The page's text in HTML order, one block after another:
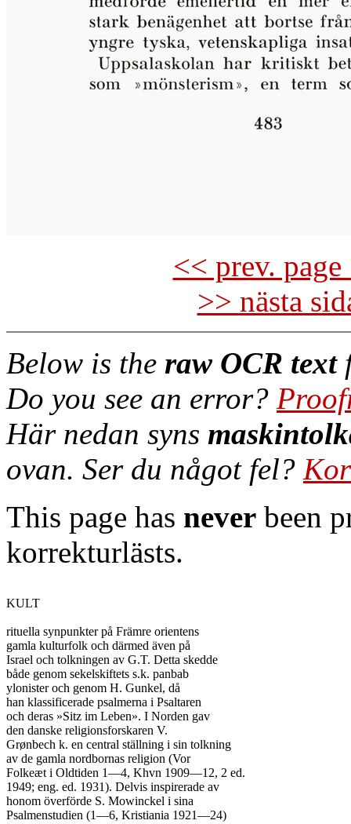
<< prev.
>> nästa
Below is the raw OCR text
Do you see an error?
Här nedan syns
ovan. Ser du något fel?
This page has never been
korrekturlästs.
KULT
rituella synpunkter på Främre orientens
gamla kulturfolk och därmed även på
Israel och tolkningen av G.T. Detta skedde
både genom sekelskiftets s.k. panbab
ylonister och genom H. Gunkel, då
han klassificerade psalmerna i Psaltaren
och deras »Sitz im Leben». I Norden gav
den danske religionsforskaren V.
Grønbech k. en central ställning i sin tolkning
av de gamla nordbornas religion (Vor
Folkeæt i Oldtiden 1—4, Khvn 1909—12, 2 ed.
1949; eng. ed. 1931). Delvis inspirerade av
honom överförde S. Mowinckel i sina
Psalmenstudien (1—6, Kristiania 1921—24)